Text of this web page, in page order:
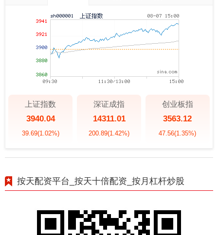
上证指数
3940.04
39.69(1.02%)
深证成指
14311.01
200.89(1.42%)
创业板指
3563.12
47.56(1.35%)
按天配资平台_按天十倍配资_按月杠杆炒股